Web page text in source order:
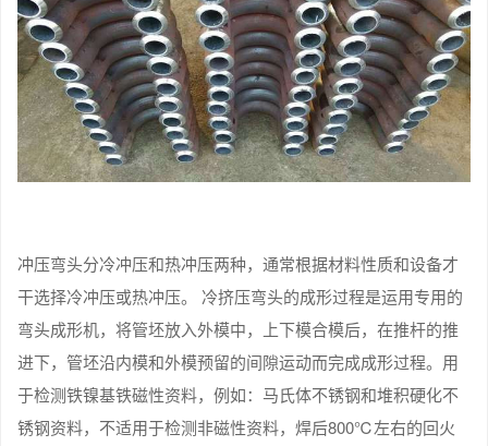
冲压弯头分冷冲压和热冲压两种，通常根据材料性质和设备才
干选择冷冲压或热冲压。 冷挤压弯头的成形过程是运用专用的
弯头成形机，将管坯放入外模中，上下模合模后，在推杆的推
进下，管坯沿内模和外模预留的间隙运动而完成成形过程。用
于检测铁镍基铁磁性资料，例如：马氏体不锈钢和堆积硬化不
锈钢资料，不适用于检测非磁性资料，焊后800℃左右的回火